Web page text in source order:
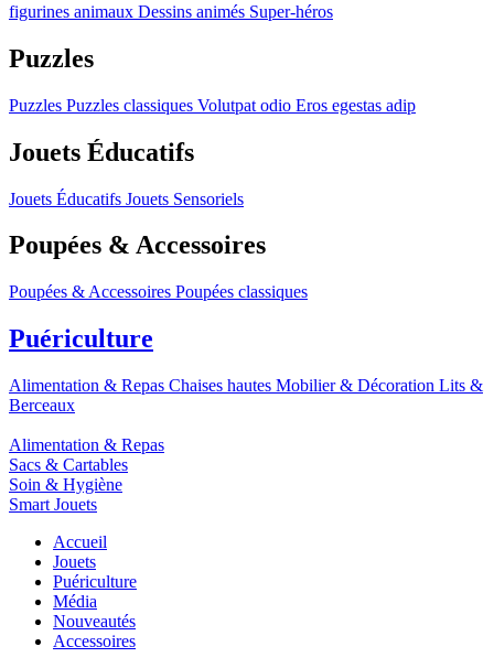
figurines animaux Dessins animés Super-héros
Puzzles
Puzzles Puzzles classiques Volutpat odio Eros egestas adip
Jouets Éducatifs
Jouets Éducatifs Jouets Sensoriels
Poupées & Accessoires
Poupées & Accessoires Poupées classiques
Puériculture
Alimentation & Repas Chaises hautes Mobilier & Décoration Lits &
Berceaux
Alimentation & Repas
Sacs & Cartables
Soin & Hygiène
Smart Jouets
Accueil
Jouets
Puériculture
Média
Nouveautés
Accessoires